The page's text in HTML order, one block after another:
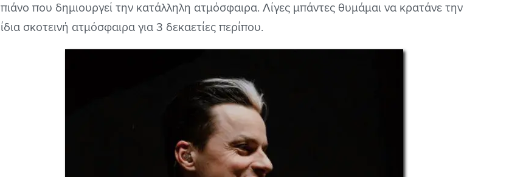
πιάνο που δημιουργεί την κατάλληλη ατμόσφαιρα. Λίγες μπάντες θυμάμαι να κρατάνε την
ίδια σκοτεινή ατμόσφαιρα για 3 δεκαετίες περίπου.